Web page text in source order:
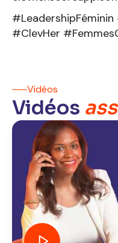
#ClevHer
Vidéos
Vidéos